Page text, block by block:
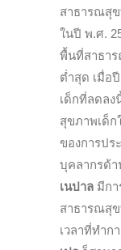
สาธารณสุ
ในปี พ.ศ.
พื้นที่สาธา
ต่ำสุด เมื่อ
เด็กที่ลดลง
สุขภาพเด็
ของการปร
บุคลากรด้
เนปาล มีกา
สาธารณสุ
เวลาที่ทำก